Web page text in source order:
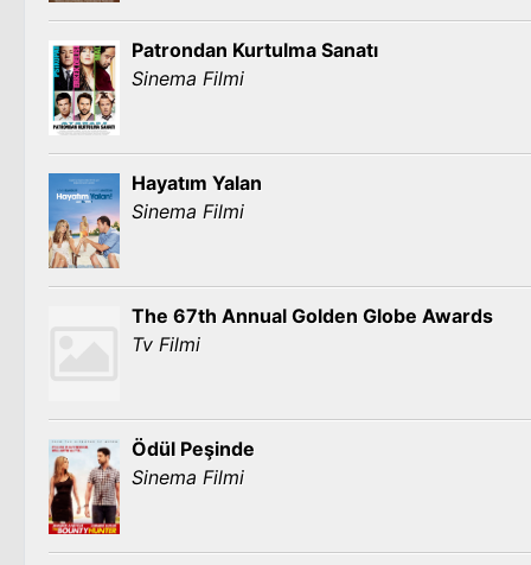
Patrondan Kurtulma Sanatı
Sinema Filmi
Hayatım Yalan
Sinema Filmi
The 67th Annual Golden Globe Awards
Tv Filmi
Ödül Peşinde
Sinema Filmi